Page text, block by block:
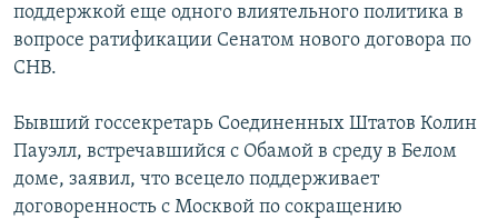
поискуСЕВЕР.РЕАЛИИ
СИБИРЬ.РЕАЛИИ
ПОДПИШИТЕСЬ НА РАССЫЛКУ
СОЦИАЛЬНЫЕ СЕТИ
поддержкой еще одного влиятельного политика в
вопросе ратификации Сенатом нового договора по
СНВ.
Бывший госсекретарь Соединенных Штатов Колин
Пауэлл, встречавшийся с Обамой в среду в Белом
доме, заявил, что всецело поддерживает
договоренность с Москвой по сокращению